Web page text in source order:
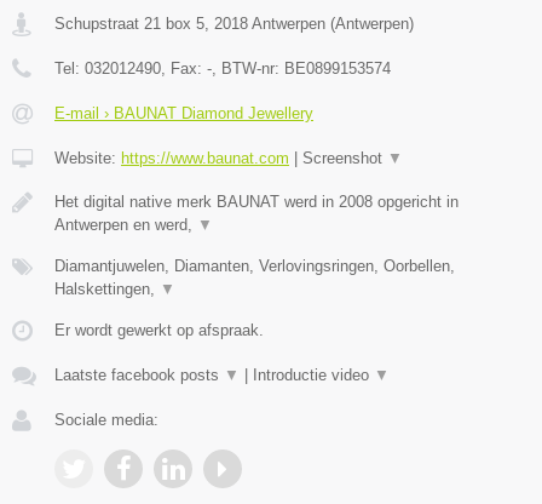
Schupstraat 21 box 5, 2018 Antwerpen (Antwerpen)
Tel: 032012490, Fax: -, BTW-nr: BE0899153574
E-mail › BAUNAT Diamond Jewellery
Website: https://www.baunat.com Screenshot ▼
Het digital native merk BAUNAT werd in 2008 opgericht in
Antwerpen en werd, ▼
Diamantjuwelen, Diamanten, Verlovingsringen, Oorbellen,
Halskettingen, ▼
Er wordt gewerkt op afspraak.
Laatste facebook posts ▼ Introductie video ▼
Sociale media: